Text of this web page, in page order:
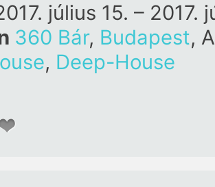
július 15. – 2017.
360 Bár, Budapest,
, Deep-House